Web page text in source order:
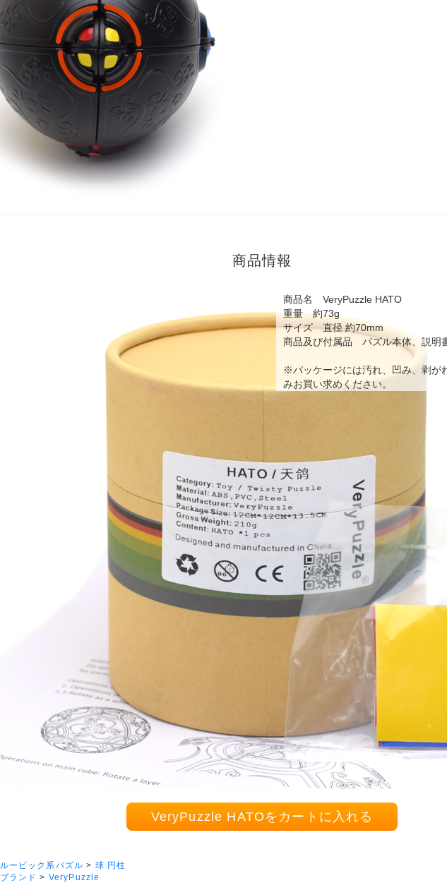
商品情報
商品名 VeryPuzzle HATO
重量 約73g
サイズ 直径 約70mm
商品及び付属品 パズル本体、説明
※パッケージには汚れ、凹み、剥が
みお買い求めください。
VeryPuzzle HATOをカートに入れる
ルービック系パズル > 球 円柱
ブランド > VeryPuzzle